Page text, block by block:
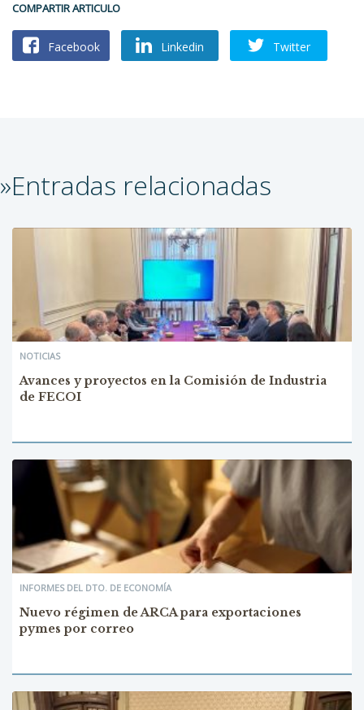
COMPARTIR ARTICULO
Facebook Linkedin Twitter
»Entradas relacionadas
NOTICIAS
Avances y proyectos en la Comisión de Industria
de FECOI
INFORMES DEL DTO. DE ECONOMÍA
Nuevo régimen de ARCA para exportaciones
pymes por correo